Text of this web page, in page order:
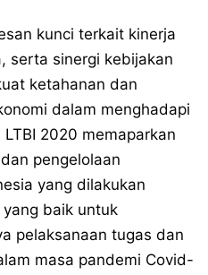
kunci terkait kinerja
serta sinergi kebijakan
ketahanan dan
dalam menghadapi
2020 memaparkan
pengelolaan
yang dilakukan
baik untuk
pelaksanaan tugas dan
masa pandemi Covid-